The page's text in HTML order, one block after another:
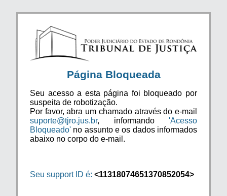
Página Bloqueada
Seu acesso a esta página foi bloqueado por
suspeita de robotização.
Por favor, abra um chamado através do e-mail
suporte@tjro.jus.br, informando 'Acesso
Bloqueado' no assunto e os dados informados
abaixo no corpo do e-mail.
Seu support ID é: <11318074651370852054>